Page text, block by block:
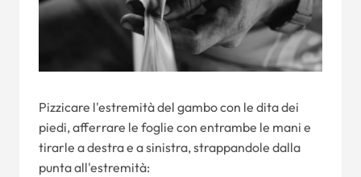
Pizzicare l'estremità del gambo con le dita dei
piedi, afferrare le foglie con entrambe le mani e
tirarle a destra e a sinistra, strappandole dalla
punta all'estremità: